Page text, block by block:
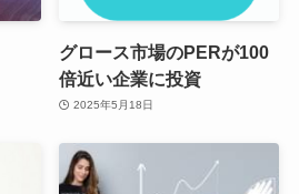
グロース市場のPERが100
倍近い企業に投資
2025年5月18日